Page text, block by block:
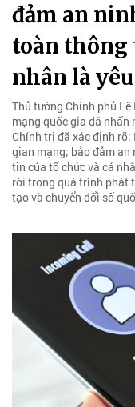
đảm an
toàn thông
nhân là
Thủ tướng Chính phủ
mạng quốc gia đã nhấn
Chính trị đã xác định rõ:
gian mạng; bảo đảm an
tin của tổ chức và cá
rời trong quá trình phát
tạo và chuyển đổi số